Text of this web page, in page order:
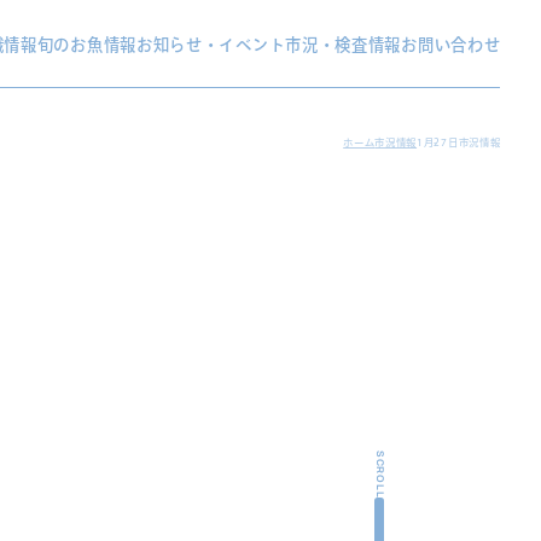
情報旬のお魚情報お知らせ・イベント市況・検査情報お問い合わせ
ホーム市況情報 1月27日市況情報
SCROLL